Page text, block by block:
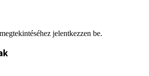
jelentkezzen be.